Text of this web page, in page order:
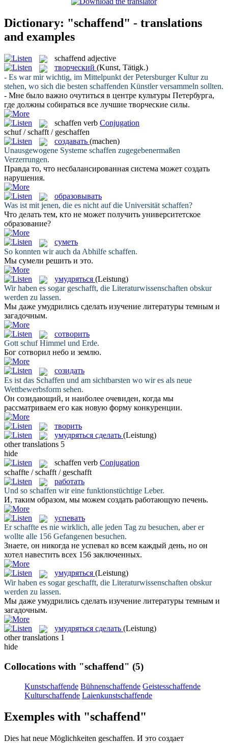
Dictionary: "schaffend" - translations
and examples
schaffend adjective
творческий (Kunst, Tätigk.)
- Es war mir wichtig, im Mittelpunkt der Petersburger Kultur zu
stehen, wo sich die besten schaffenden Künstler versammeln sollten.
- Мне было важно очутиться в центре культуры Петербурга,
где должны собираться все лучшие творческие силы.
schaffen verb Conjugation
schuf / schafft / geschaffen
создавать (machen)
Unausgewogene Systeme schaffen zugegebenermaßen
Verzerrungen.
Правда то, что несбалансированная система может создать
нарушения.
образовывать
Was ist mit jenen, die es nicht auf die Universitätschaffen?
Что делать тем, кто не может получить университетское
образование?
суметь
So konnten wir auch da Abhilfe schaffen.
Мы сумели решить и это.
умудряться (Leistung)
Wir haben es sogar geschafft, die Literaturwissenschaften obskur
werden zu lassen.
Мы даже умудрились сделать изучение литературы темным и
загадочным.
сотворить
GottschufHimmel und Erde.
Бог сотворил небо и землю.
созидать
Es ist das Schaffen und am sichtbarsten wo wir es als neue
Wettbewerbsform sehen.
Он созидающий, и наиболее очевиден, когда мы
рассматриваем его как новую форму конкуренции.
творить
умудряться сделать (Leistung)
other translations 5
hide
schaffen verb Conjugation
schaffte / schafft / geschafft
работать
Und so schaffen wir eine funktionstüchtige Leber.
И, таким образом, мы можем создать работающую печень.
успевать
Erschaffte es nie wirklich, alle jeden Tag zu besuchen, aber er
wollte alle 156 Gefangenen besuchen.
Знаете, он никогда не успевал ко всем каждый день, но он
хотел навестить всех 156 заключенных.
умудряться (Leistung)
Wir haben es sogar geschafft, die Literaturwissenschaften obskur
werden zu lassen.
Мы даже умудрились сделать изучение литературы темным и
загадочным.
умудряться сделать (Leistung)
other translations 1
hide
Collocations with "schaffend" (5)
Kunstschaffende Bühnenschaffende Geistesschaffende
Kulturschaffende Laienkunstschaffende
Exemples with "schaffend"
Dies hat neue Möglichkeiten geschaffen. И это создает